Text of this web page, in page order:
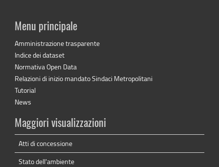
Menu principale
Amministrazione trasparente
Indice dei dataset
Normativa Open Data
Relazioni di inizio mandato Sindaci Metropolitani
Tutorial
News
Maggiori visualizzazioni
Atti di concessione
Stato dell'ambiente